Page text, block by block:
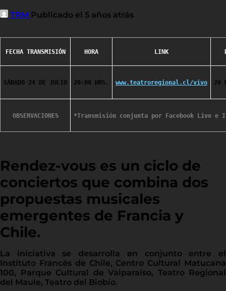
TRM Publicado el 5 años atrás
FECHA TRANSMISIÓN HORA LINK
SÁBADO 24 DE JULIO 20:00 HRS. www.teatroregional.cl/vivo 20
OBSERVACIONES *Transmisión conjunta por Facebook Live e
Rendez-vous es un ciclo de
conciertos que combina dos
propuestas musicales
emergentes de Francia y
Chile.
La iniciativa se desarrolla en conjunto entre el
Instituto Francés de Chile, Centro Cultural Matucana
100, Parque Cultural de Valparaíso, Teatro Regional
del Maule, Teatro del Biobío.